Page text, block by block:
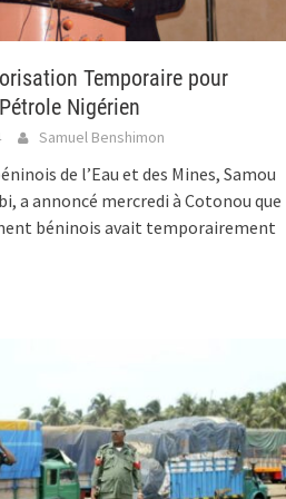
Temporaire pour
Nigérien
Samuel Benshimon
de l’Eau et des Mines, Samou
a annoncé mercredi à Cotonou que
béninois avait temporairement